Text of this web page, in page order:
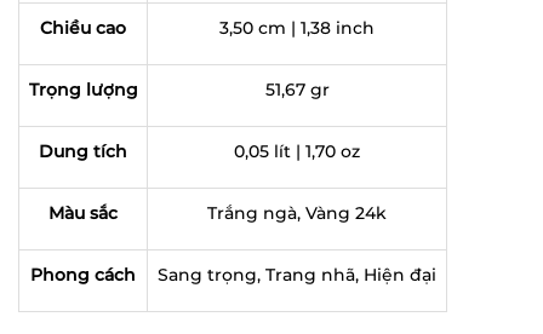
Chiều cao 3,50 cm | 1,38 inch
Trọng lượng 51,67 gr
Dung tích 0,05 lít | 1,70 oz
Màu sắc Trắng ngà, Vàng 24k
Phong cách Sang trọng, Trang nhã, Hiện đại